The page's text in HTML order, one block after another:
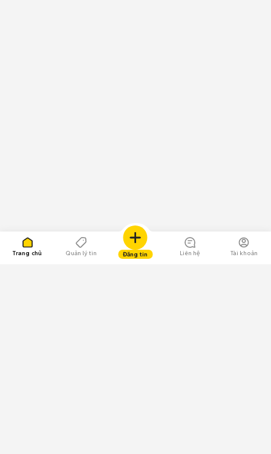
Trang chủ Quản lý tin Đăng tin Liên hệ Tài khoản